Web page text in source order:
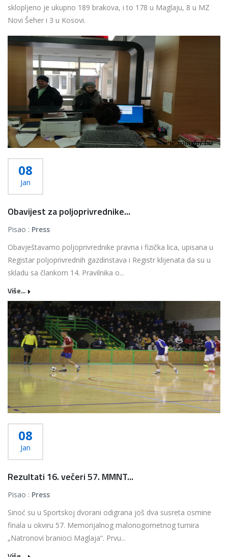
sklopljeno je ukupno 189 brakova, i to 178 u Maglaju, 8 u MZ
Novi Šeher i 3 u Kosovi.
...
08
Jan
Obavijest za poljoprivrednike...
Pisao : Press
Obavještavamo poljoprivrednike pravna i fizička lica, upisana u
Registar poljoprivrednih gazdinstava i Registr klijenata da su u
skladu sa člankom 14. Pravilnika o...
Više...
08
Jan
Rezultati 16. večeri 57. MMNT...
Pisao : Press
Sinoć su u Sportskoj dvorani odigrana još dva susreta osmine
finala u okviru 57. Memorijalnog malonogometnog turnira
„Natronovi branioci Maglaja“. Prvu...